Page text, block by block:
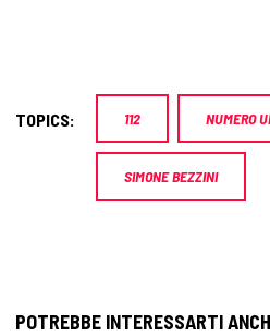
TOPICS: 112 NUMERO
SIMONE BEZZINI
POTREBBE INTERESSARTI